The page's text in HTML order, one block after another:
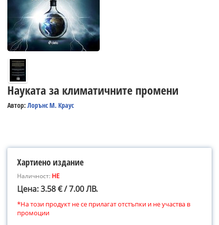
Науката за климатичните промени
Автор: Лорънс M. Краус
Хартиено издание
Наличност: НЕ
Цена: 3.58 € / 7.00 ЛВ.
*На този продукт не се прилагат отстъпки и не участва в
промоции